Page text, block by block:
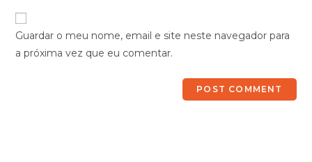
Guardar o meu nome, email e site neste navegador para
a próxima vez que eu comentar.